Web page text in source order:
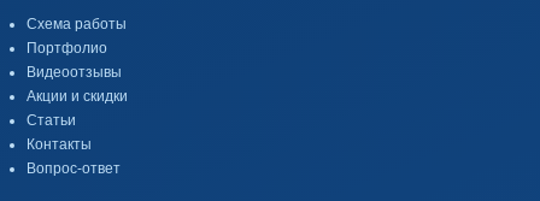
Схема работы
Портфолио
Видеоотзывы
Акции и скидки
Статьи
Контакты
Вопрос-ответ